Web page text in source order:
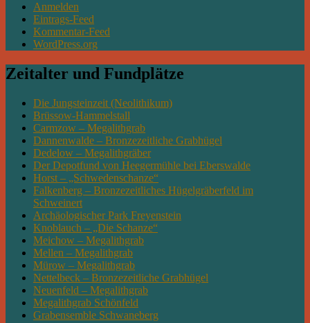
Anmelden
Eintrags-Feed
Kommentar-Feed
WordPress.org
Zeitalter und Fundplätze
Die Jungsteinzeit (Neolithikum)
Brüssow-Hammelstall
Carmzow – Megalithgrab
Dannenwalde – Bronzezeitliche Grabhügel
Dedelow – Megalithgräber
Der Depotfund von Heegermühle bei Eberswalde
Horst – „Schwedenschanze“
Falkenberg – Bronzezeitliches Hügelgräberfeld im
Schweinert
Archäologischer Park Freyenstein
Knoblauch – „Die Schanze“
Meichow – Megalithgrab
Mellen – Megalithgrab
Mürow – Megalithgrab
Nettelbeck – Bronzezeitliche Grabhügel
Neuenfeld – Megalithgrab
Megalithgrab Schönfeld
Grabensemble Schwaneberg